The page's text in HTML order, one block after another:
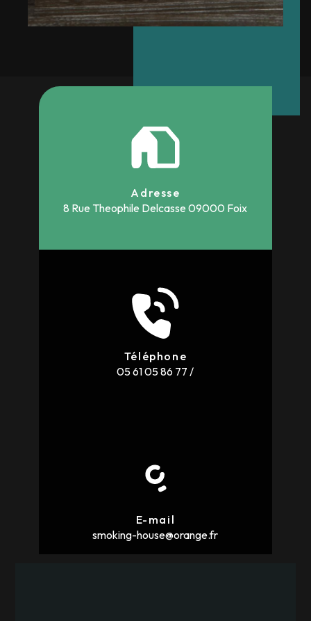
Adresse
8 Rue Theophile Delcasse 09000 Foix
Téléphone
05 61 05 86 77 /
E-mail
smoking-house@orange.fr